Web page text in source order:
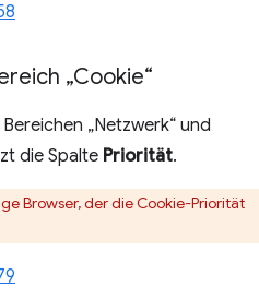
„Cookie“
„Netzwerk“ und
die Spalte Priorität.
Browser, der die Cookie-Priorität